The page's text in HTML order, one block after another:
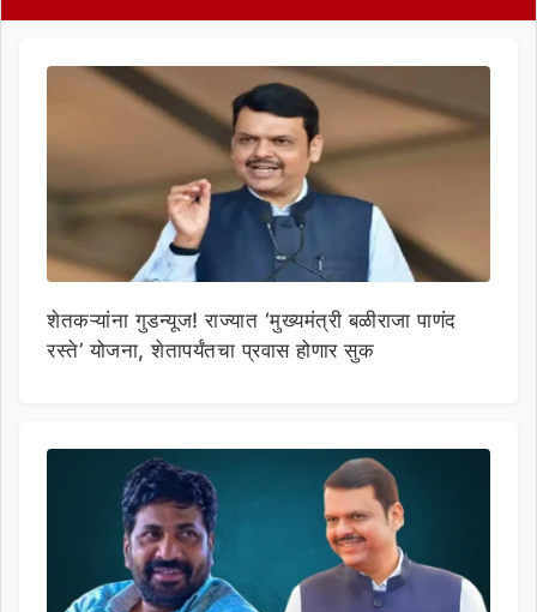
शेतकऱ्यांना गुडन्यूज! राज्यात ‘मुख्यमंत्री बळीराजा पाणंद
रस्ते’ योजना, शेतापर्यंतचा प्रवास होणार सुक